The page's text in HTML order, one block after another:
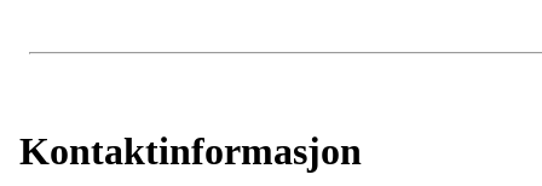
Kontaktinformasjon